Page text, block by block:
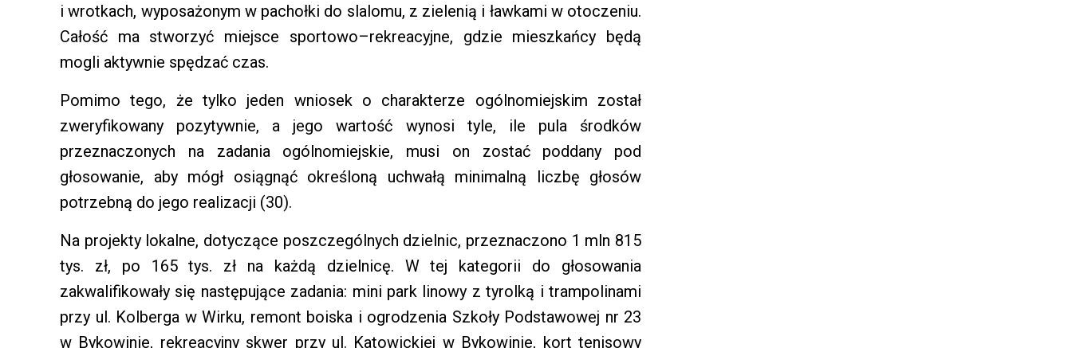
i wrotkach, wyposażonym w pachołki do slalomu, z zielenią i ławkami w otoczeniu.
Całość ma stworzyć miejsce sportowo–rekreacyjne, gdzie mieszkańcy będą
mogli aktywnie spędzać czas.
Pomimo tego, że tylko jeden wniosek o charakterze ogólnomiejskim został
zweryfikowany pozytywnie, a jego wartość wynosi tyle, ile pula środków
przeznaczonych na zadania ogólnomiejskie, musi on zostać poddany pod
głosowanie, aby mógł osiągnąć określoną uchwałą minimalną liczbę głosów
potrzebną do jego realizacji (30).
Na projekty lokalne, dotyczące poszczególnych dzielnic, przeznaczono 1 mln 815
tys. zł, po 165 tys. zł na każdą dzielnicę. W tej kategorii do głosowania
zakwalifikowały się następujące zadania: mini park linowy z tyrolką i trampolinami
przy ul. Kolberga w Wirku, remont boiska i ogrodzenia Szkoły Podstawowej nr 23
w Bykowinie, rekreacyjny skwer przy ul. Katowickiej w Bykowinie, kort tenisowy